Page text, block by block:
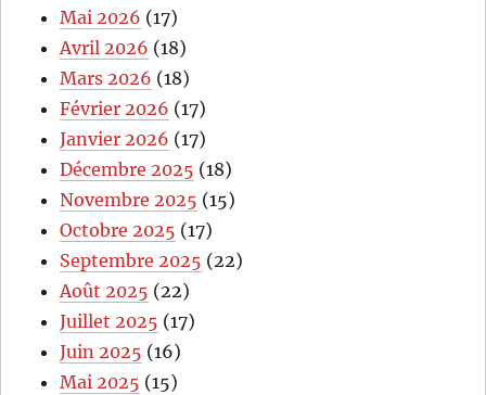
Mai 2026 (17)
Avril 2026 (18)
Mars 2026 (18)
Février 2026 (17)
Janvier 2026 (17)
Décembre 2025 (18)
Novembre 2025 (15)
Octobre 2025 (17)
Septembre 2025 (22)
Août 2025 (22)
Juillet 2025 (17)
Juin 2025 (16)
Mai 2025 (15)